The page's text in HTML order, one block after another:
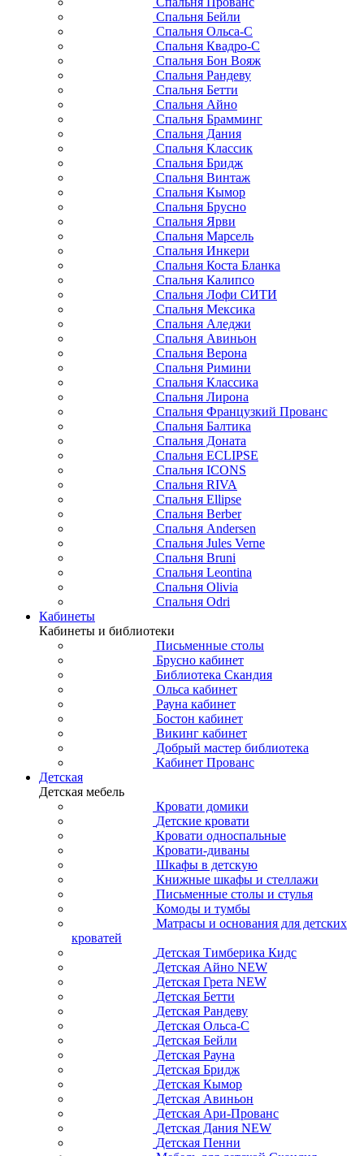
Спальня Бейли
Спальня Ольса-С
Спальня Квадро-С
Спальня Бон Вояж
Спальня Рандеву
Спальня Бетти
Спальня Айно
Спальня Брамминг
Спальня Дания
Спальня Классик
Спальня Бридж
Спальня Винтаж
Спальня Кымор
Спальня Брусно
Спальня Ярви
Спальня Марсель
Спальня Инкери
Спальня Коста Бланка
Спальня Калипсо
Спальня Лофи СИТИ
Спальня Мексика
Спальня Аледжи
Спальня Авиньон
Спальня Верона
Спальня Римини
Спальня Классика
Спальня Лирона
Спальня Французкий Прованс
Спальня Балтика
Спальня Доната
Спальня ECLIPSE
Спальня ICONS
Спальня RIVA
Спальня Ellipse
Спальня Berber
Спальня Andersen
Спальня Jules Verne
Спальня Bruni
Спальня Leontina
Спальня Olivia
Спальня Odri
Кабинеты
Кабинеты и библиотеки
Письменные столы
Брусно кабинет
Библиотека Скандия
Ольса кабинет
Рауна кабинет
Бостон кабинет
Викинг кабинет
Добрый мастер библиотека
Кабинет Прованс
Детская
Детская мебель
Кровати домики
Детские кровати
Кровати односпальные
Кровати-диваны
Шкафы в детскую
Книжные шкафы и стеллажи
Письменные столы и стулья
Комоды и тумбы
Матрасы и основания для детских
кроватей
Детская Тимберика Кидс
Детская Айно NEW
Детская Грета NEW
Детская Бетти
Детская Рандеву
Детская Ольса-С
Детская Бейли
Детская Рауна
Детская Бридж
Детская Кымор
Детская Авиньон
Детская Ари-Прованс
Детская Дания NEW
Детская Пенни